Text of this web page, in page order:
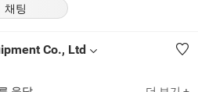
채팅
Co., Ltd